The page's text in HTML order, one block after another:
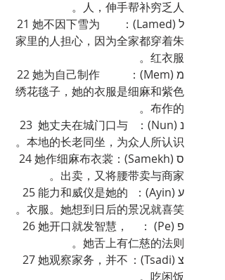
人，伸手帮补穷乏人。
ל (Lamed)：	21 她不因下雪为
家里的人担心，因为全家都穿着朱
红衣服。
מ (Mem)：	22 她为自己制作
绣花毯子，她的衣服是细麻和紫色
布作的。
נ (Nun)：	23  她丈夫在城门口与
本地的长老同坐，为众人所认识。
ס (Samekh)：24 她作细麻布衣裳
出卖，又将腰带卖与商家。
ע (Ayin)：	25 能力和威仪是她的
衣服。她想到日后的景况就喜笑。
פ (Pe) ：	26 她开口就发智慧，
她舌上有仁慈的法则。
צ (Tsadi)：	27 她观察家务，并不
吃闲饭。